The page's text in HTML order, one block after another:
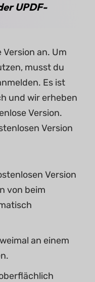
UPDF-
an. Um
musst du
Es ist
und wir erheben
Version.
Version
Version
von beim
an einem